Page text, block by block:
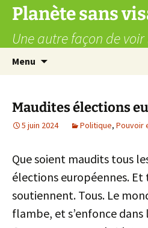
Aller
contenu
Planète sans
Une autre façon de
Menu
Maudites élections
5 juin 2024 Politique, Pouvoir
Que soient maudits tous
élections européennes. Et
soutiennent. Tous. Le
flambe, et s’enfonce dans